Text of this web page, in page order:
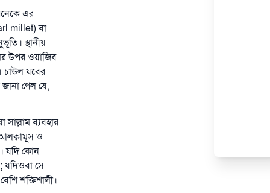
এর
millet) বা
স্থানীয়
উপর ওয়াজিব
চাউল যবের
গেল যে,
সাল্লাম ব্যবহার
আলক্বামূস ও
যদি কোন
যদিওবা সে
শক্তিশালী।